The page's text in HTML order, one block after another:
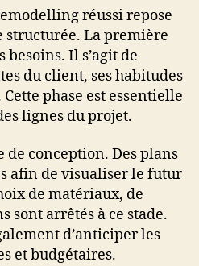
réussi repose
structurée. La première
besoins. Il s’agit de
du client, ses habitudes
phase est essentielle
lignes du projet.
de conception. Des plans
afin de visualiser le futur
de matériaux, de
sont arrêtés à ce stade.
d’anticiper les
et budgétaires.